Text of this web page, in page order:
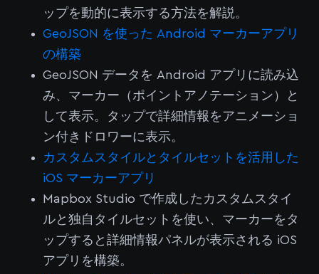
ップを動的に表示する方法を解説。
GeoJSON を使った Android マーカーアプリ
の構築
GeoJSON データを Android アプリに読み込
み、マーカー（ポイントアノテーション）と
して表示。タップで詳細情報をアニメーショ
ン付きドロワーに表示。
カスタムスタイルとタイルセットを活用した
iOS マーカーアプリ
Mapbox Studio で作成したカスタムスタイ
ルと独自タイルセットを使い、マーカーをタ
ップすると詳細情報パネルが表示される iOS
アプリを構築。